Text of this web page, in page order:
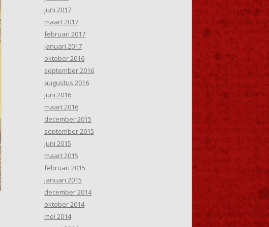
juni 2017
maart 2017
februari 2017
januari 2017
oktober 2016
september 2016
augustus 2016
juni 2016
maart 2016
december 2015
september 2015
juni 2015
maart 2015
februari 2015
januari 2015
december 2014
oktober 2014
mei 2014